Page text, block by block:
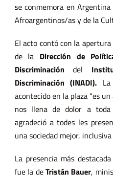
se conmemora en
Afroargentinos/as y de la
El acto contó con la apertura
de la Dirección de
Discriminacióndel
Discriminación(INADI).
acontecido en la plaza “es
nos llena de dolor a toda
agradeció a todes les
una sociedad mejor,
La presencia más
fue la deTristán Bauer,